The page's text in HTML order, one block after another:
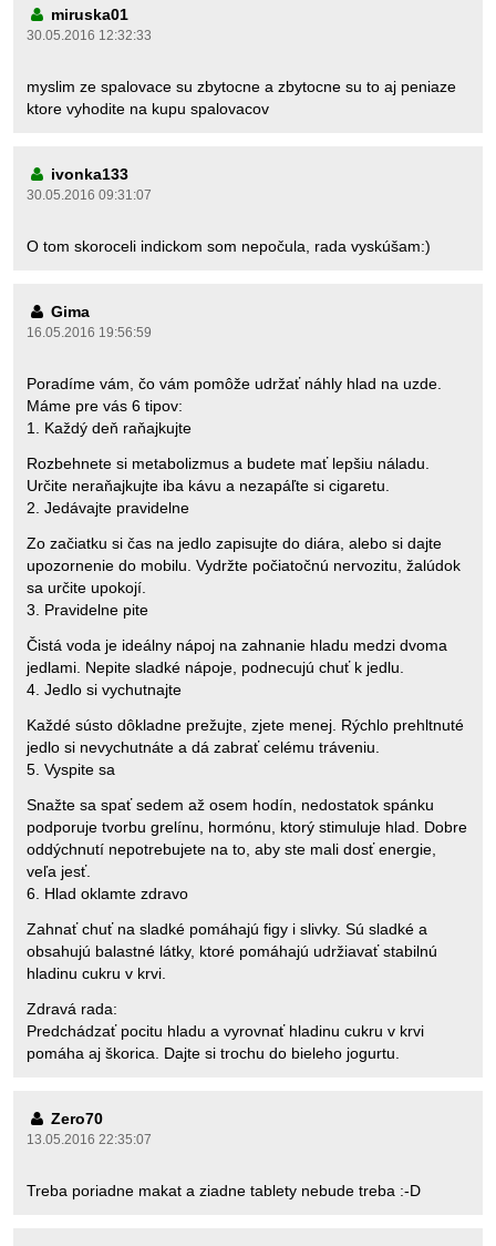
miruska01
30.05.2016 12:32:33
myslim ze spalovace su zbytocne a zbytocne su to aj peniaze
ktore vyhodite na kupu spalovacov
ivonka133
30.05.2016 09:31:07
O tom skoroceli indickom som nepočula, rada vyskúšam:)
Gima
16.05.2016 19:56:59
Poradíme vám, čo vám pomôže udržať náhly hlad na uzde.
Máme pre vás 6 tipov:
1. Každý deň raňajkujte
Rozbehnete si metabolizmus a budete mať lepšiu náladu.
Určite neraňajkujte iba kávu a nezapáľte si cigaretu.
2. Jedávajte pravidelne
Zo začiatku si čas na jedlo zapisujte do diára, alebo si dajte
upozornenie do mobilu. Vydržte počiatočnú nervozitu, žalúdok
sa určite upokojí.
3. Pravidelne pite
Čistá voda je ideálny nápoj na zahnanie hladu medzi dvoma
jedlami. Nepite sladké nápoje, podnecujú chuť k jedlu.
4. Jedlo si vychutnajte
Každé sústo dôkladne prežujte, zjete menej. Rýchlo prehltnuté
jedlo si nevychutnáte a dá zabrať celému tráveniu.
5. Vyspite sa
Snažte sa spať sedem až osem hodín, nedostatok spánku
podporuje tvorbu grelínu, hormónu, ktorý stimuluje hlad. Dobre
oddýchnutí nepotrebujete na to, aby ste mali dosť energie,
veľa jesť.
6. Hlad oklamte zdravo
Zahnať chuť na sladké pomáhajú figy i slivky. Sú sladké a
obsahujú balastné látky, ktoré pomáhajú udržiavať stabilnú
hladinu cukru v krvi.
Zdravá rada:
Predchádzať pocitu hladu a vyrovnať hladinu cukru v krvi
pomáha aj škorica. Dajte si trochu do bieleho jogurtu.
Zero70
13.05.2016 22:35:07
Treba poriadne makat a ziadne tablety nebude treba :-D